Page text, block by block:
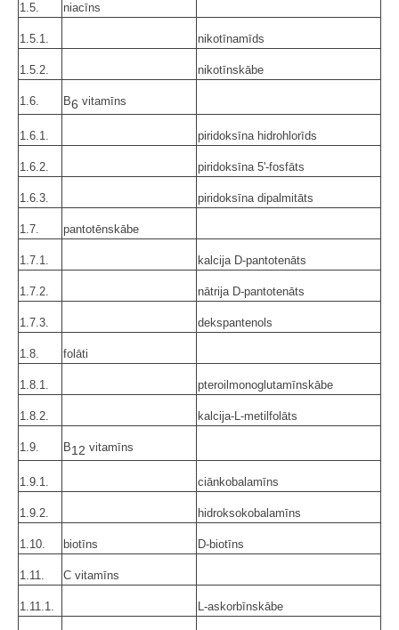
1.5. niacīns
1.5.1. nikotīnamīds
1.5.2. nikotīnskābe
1.6. B6 vitamīns
1.6.1. piridoksīna hidrohlorīds
1.6.2. piridoksīna 5'-fosfāts
1.6.3. piridoksīna dipalmitāts
1.7. pantotēnskābe
1.7.1. kalcija D-pantotenāts
1.7.2. nātrija D-pantotenāts
1.7.3. dekspantenols
1.8. folāti
1.8.1. pteroilmonoglutamīnskābe
1.8.2. kalcija-L-metilfolāts
1.9. B12 vitamīns
1.9.1. ciānkobalamīns
1.9.2. hidroksokobalamīns
1.10. biotīns D-biotīns
1.11. C vitamīns
1.11.1. L-askorbīnskābe